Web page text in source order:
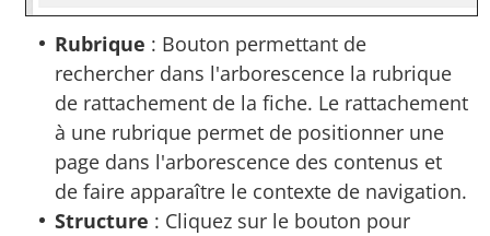
Rubrique : Bouton permettant de
rechercher dans l'arborescence la rubrique
de rattachement de la fiche. Le rattachement
à une rubrique permet de positionner une
page dans l'arborescence des contenus et
de faire apparaître le contexte de navigation.
Structure : Cliquez sur le bouton pour